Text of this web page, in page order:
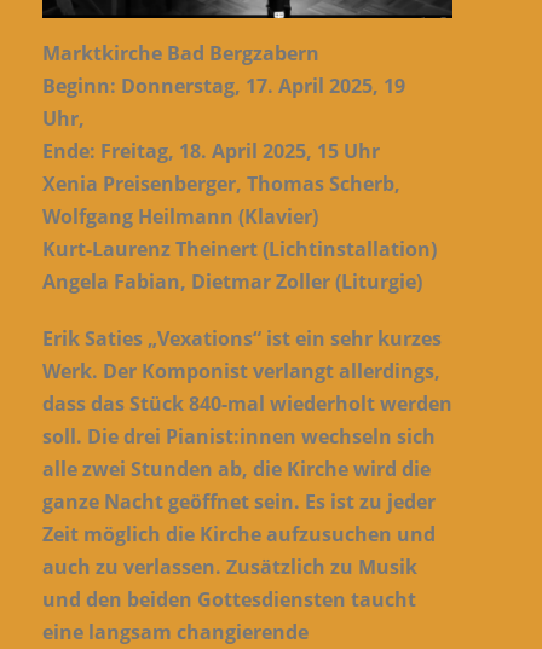
Marktkirche Bad Bergzabern
Beginn: Donnerstag, 17. April 2025, 19
Uhr,
Ende: Freitag, 18. April 2025, 15 Uhr
Xenia Preisenberger, Thomas Scherb,
Wolfgang Heilmann (Klavier)
Kurt-Laurenz Theinert (Lichtinstallation)
Angela Fabian, Dietmar Zoller (Liturgie)
Erik Saties „Vexations“ ist ein sehr kurzes
Werk. Der Komponist verlangt allerdings,
dass das Stück 840-mal wiederholt werden
soll. Die drei Pianist:innen wechseln sich
alle zwei Stunden ab, die Kirche wird die
ganze Nacht geöffnet sein. Es ist zu jeder
Zeit möglich die Kirche aufzusuchen und
auch zu verlassen. Zusätzlich zu Musik
und den beiden Gottesdiensten taucht
eine langsam changierende